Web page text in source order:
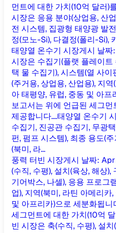
먼트에 대한 가치(10억 달러)
시장은 응용 분야(상업용, 산
전 시스템, 집광형 태양광 발
정(모노-Si), 다결정(폴리-Si),
태양열 온수기 시장게시 날짜:
시장은 수집기(플랫 플레이
택 물 수집기), 시스템(열 사
(주거용, 상업용, 산업용), 지
아 태평양, 유럽, 중동 및 아프
보고서는 위에 언급된 세그
제공합니다....태양열 온수기
수집기, 진공관 수집기, 무광
펀, 펌프 시스템), 최종 용도(
(북미, 라...
풍력 터빈 시장게시 날짜:
(수직, 수평), 설치(육상, 해상
기어박스, 나셀), 응용 프로그
업), 지역(북미, 라틴 아메리카
및 아프리카)으로 세분화됩
세그먼트에 대한 가치(10억
빈 시장은 축(수직, 수평), 설